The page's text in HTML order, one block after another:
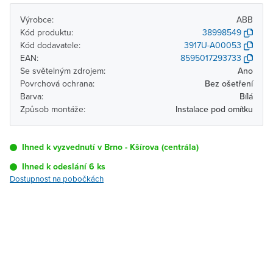
Výrobce:
ABB
Kód produktu:
38998549
Kód dodavatele:
3917U-A00053
EAN:
8595017293733
Se světelným zdrojem:
Ano
Povrchová ochrana:
Bez ošetření
Barva:
Bílá
Způsob montáže:
Instalace pod omítku
Ihned k vyzvednutí v Brno - Kšírova (centrála)
Ihned k odeslání 6 ks
Dostupnost na pobočkách